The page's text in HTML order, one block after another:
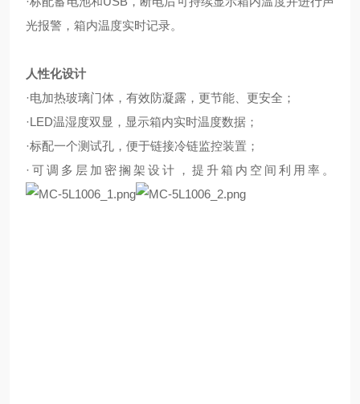
光报警，箱内温度实时记录。
人性化设计
·电加热玻璃门体，有效防凝露，更节能、更安全；
·LED温湿度双显，显示箱内实时温度数据；
·标配一个测试孔，便于链接冷链监控装置；
·可调多层加密搁架设计，提升箱内空间利用率。